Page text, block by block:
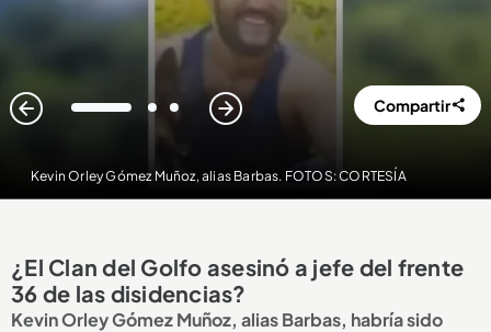
Kevin Orley Gómez Muñoz, alias Barbas. FOTOS: CORTESÍA
1 2 3 Compartir
¿El Clan del Golfo asesinó a jefe del frente
36 de las disidencias?
Kevin Orley Gómez Muñoz, alias Barbas, habría sido